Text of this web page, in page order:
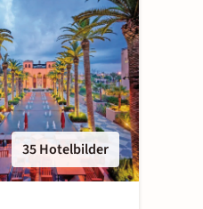
35 Hotelbilder